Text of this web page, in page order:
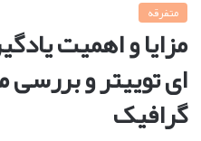
متفرقه
مزایا و اهمیت
ای توییتر و
گرافیک